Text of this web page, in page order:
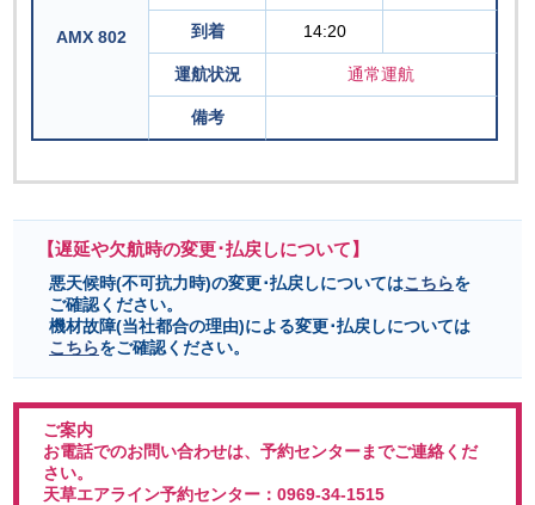
AMX 802 到着 14:20
運航状況 通常運航
備考
【遅延や欠航時の変更･払戻しについて】
悪天候時(不可抗力時)の変更･払戻しについてはこちらを
ご確認ください。
機材故障(当社都合の理由)による変更･払戻しについては
こちらをご確認ください。
ご案内
お電話でのお問い合わせは、予約センターまでご連絡くだ
さい。
天草エアライン予約センター：0969-34-1515